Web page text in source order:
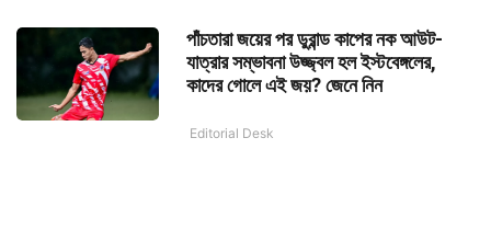
পাঁচতারা জয়ের পর ডুরান্ড কাপের নক আউট-
যাত্রার সম্ভাবনা উজ্জ্বল হল ইস্টবেঙ্গলের,
কাদের গোলে এই জয়? জেনে নিন
Editorial Desk